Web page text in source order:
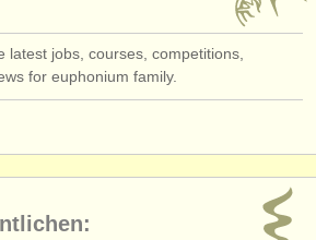
latest jobs, courses, competitions,
for euphonium family.